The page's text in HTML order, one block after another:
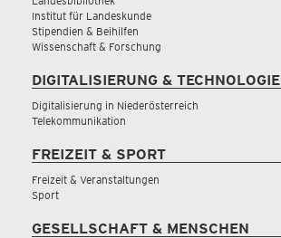
Institut für Landeskunde
Stipendien & Beihilfen
Wissenschaft & Forschung
DIGITALISIERUNG & TECHNOLOGIE
Digitalisierung in Niederösterreich
Telekommunikation
FREIZEIT & SPORT
Freizeit & Veranstaltungen
Sport
GESELLSCHAFT & MENSCHEN